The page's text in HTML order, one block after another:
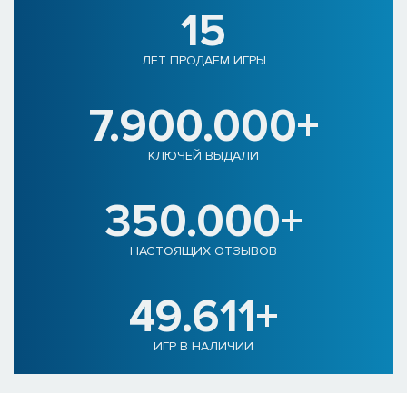
15
ЛЕТ ПРОДАЕМ ИГРЫ
7.900.000+
КЛЮЧЕЙ ВЫДАЛИ
350.000+
НАСТОЯЩИХ ОТЗЫВОВ
49.611+
ИГР В НАЛИЧИИ